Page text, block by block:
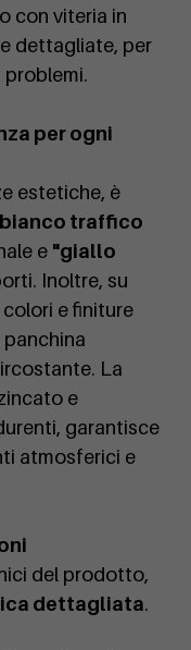
con viteria in
dettagliate, per
problemi.
per ogni
estetiche, è
traffico
e "giallo
Inoltre, su
e finiture
La
e
garantisce
atmosferici e
del prodotto,
dettagliata.